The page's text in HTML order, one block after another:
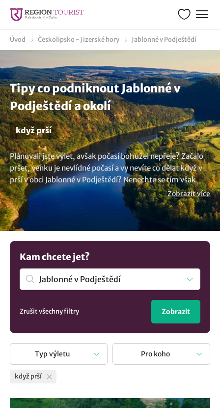
Úvod Českolipsko - Jizerské hory Jablonné v Podještědí
Tipy co podniknout Jablonné v
Podještědí a okolí
když prší
Plánovali jste výlet, avšak počasí bohužel nepřeje? Začalo
pršet, venku je nevlídné počasí a vy nevíte co dělat když v
prší v obci Jablonné v Podještědí? Nenechte se tím však
odradit! I v takových situacích máme pro vás mnoho
skvělých nápadů, co dělat když prší a také i pro rodiče s
dětmi. Ano, i během deštivého dne lze zažít okamžiky
plné radosti a užitečných zážitků. Naše různorodé tipy vám
ukážou, že nepříznivé počasí může skrývat mnoho
krásných momentů a možností. Nechte se inspirovat
našimi nápady na aktivity v dešti v destinaci Jablonné v
Podještědí, které vám dodají energii a radost, ať je den
jakýkoliv!
Zobrazit více
Kam chcete jet?
Zrušit všechny filtry Zobrazit
Typ výletu Pro koho
když prší